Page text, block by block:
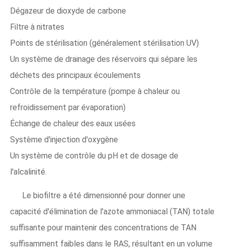
Dégazeur de dioxyde de carbone
Filtre à nitrates
Points de stérilisation (généralement stérilisation UV)
Un système de drainage des réservoirs qui sépare les
déchets des principaux écoulements
Contrôle de la température (pompe à chaleur ou
refroidissement par évaporation)
Échange de chaleur des eaux usées
Système d'injection d'oxygène
Un système de contrôle du pH et de dosage de
l'alcalinité.
Le biofiltre a été dimensionné pour donner une
capacité d'élimination de l'azote ammoniacal (TAN) totale
suffisante pour maintenir des concentrations de TAN
suffisamment faibles dans le RAS, résultant en un volume